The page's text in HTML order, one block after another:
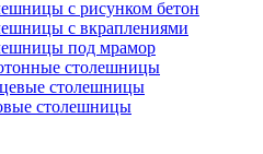
с рисунком бетон
с вкраплениями
под мрамор
столешницы
столешницы
столешницы